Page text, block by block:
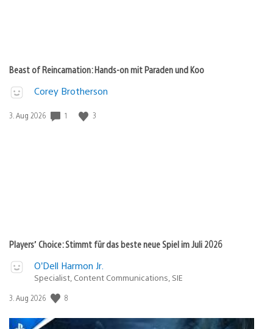
Beast of Reincarnation: Hands-on mit Paraden und Koo
Corey Brotherson
Veröffentlichungsdatum:
3. Aug 2026 1 3
Players’ Choice: Stimmt für das beste neue Spiel im Juli 2026
O’Dell Harmon Jr.
Specialist, Content Communications, SIE
Veröffentlichungsdatum:
3. Aug 2026 8